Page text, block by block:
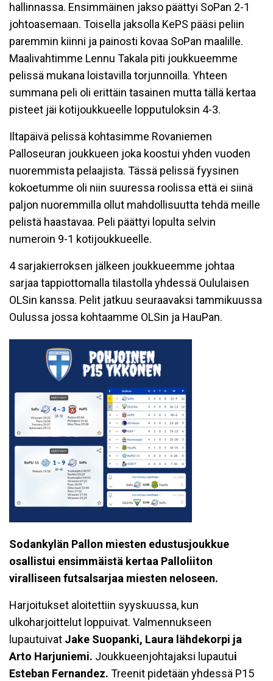
hallinnassa. Ensimmäinen jakso päättyi SoPan 2-1
johtoasemaan. Toisella jaksolla KePS pääsi peliin
paremmin kiinni ja painosti kovaa SoPan maalille.
Maalivahtimme Lennu Takala piti joukkueemme
pelissä mukana loistavilla torjunnoilla. Yhteen
summana peli oli erittäin tasainen mutta tällä kertaa
pisteet jäi kotijoukkueelle lopputuloksin 4-3.
Iltapäivä pelissä kohtasimme Rovaniemen
Palloseuran joukkueen joka koostui yhden vuoden
nuoremmista pelaajista. Tässä pelissä fyysinen
kokoetumme oli niin suuressa roolissa että ei siinä
paljon nuoremmilla ollut mahdollisuutta tehdä meille
pelistä haastavaa. Peli päättyi lopulta selvin
numeroin 9-1 kotijoukkueelle.
4 sarjakierroksen jälkeen joukkueemme johtaa
sarjaa tappiottomalla tilastolla yhdessä Oululaisen
OLSin kanssa. Pelit jatkuu seuraavaksi tammikuussa
Oulussa jossa kohtaamme OLSin ja HauPan.
Sodankylän Pallon miesten edustusjoukkue
osallistui ensimmäistä kertaa Palloliiton
viralliseen futsalsarjaa miesten neloseen.
Harjoitukset aloitettiin syyskuussa, kun
ulkoharjoittelut loppuivat. Valmennukseen
lupautuivat Jake Suopanki, Laura lähdekorpi ja
Arto Harjuniemi. Joukkueenjohtajaksi lupautui
Esteban Fernandez. Treenit pidetään yhdessä P15